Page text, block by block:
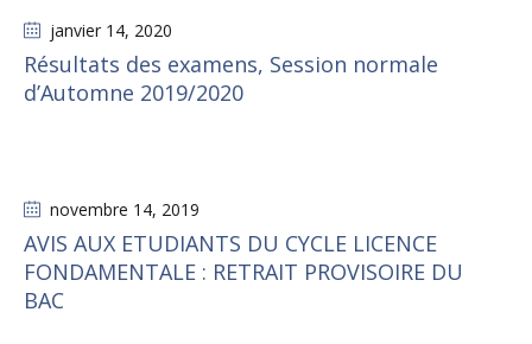
janvier 14, 2020
Résultats des examens, Session normale
d’Automne 2019/2020
novembre 14, 2019
AVIS AUX ETUDIANTS DU CYCLE LICENCE
FONDAMENTALE : RETRAIT PROVISOIRE DU
BAC